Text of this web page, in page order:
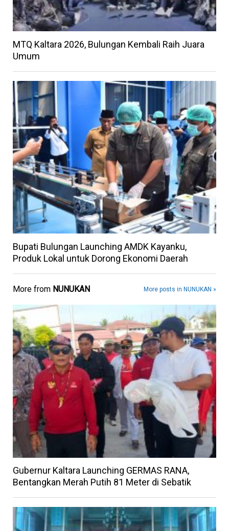
MTQ Kaltara 2026, Bulungan Kembali Raih Juara
Umum
Bupati Bulungan Launching AMDK Kayanku,
Produk Lokal untuk Dorong Ekonomi Daerah
More from NUNUKAN More posts in NUNUKAN »
Gubernur Kaltara Launching GERMAS RANA,
Bentangkan Merah Putih 81 Meter di Sebatik